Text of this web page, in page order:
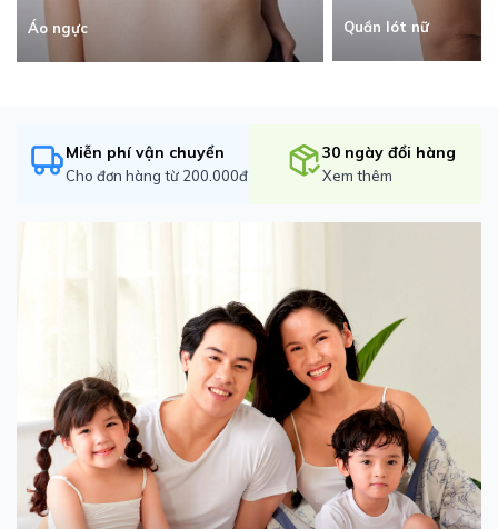
Áo ngực Quần lót nữ
Miễn phí vận chuyển
Cho đơn hàng từ 200.000đ
30 ngày đổi hàng
Xem thêm